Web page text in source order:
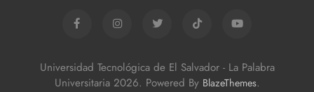
Universidad Tecnológica de El Salvador - La Palabra
Universitaria 2026. Powered By BlazeThemes.